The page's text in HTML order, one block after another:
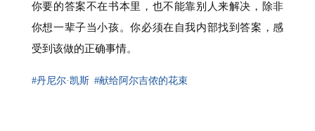
你要的答案不在书本里，也不能靠别人来解决，除非
你想一辈子当小孩。你必须在自我内部找到答案，感
受到该做的正确事情。
#丹尼尔·凯斯 #献给阿尔吉侬的花束